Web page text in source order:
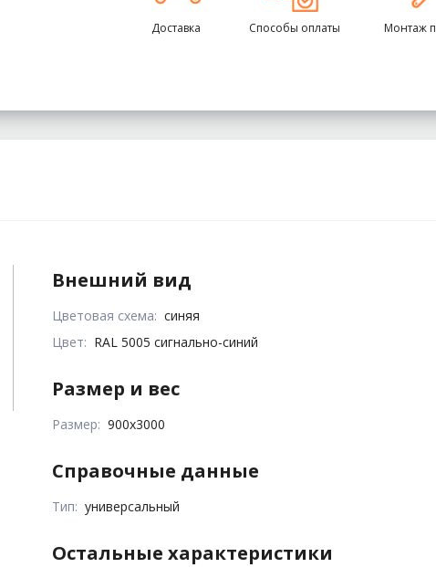
Доставка Способы оплаты Монтаж
Внешний вид
Цветовая схема: синяя
Цвет: RAL 5005 сигнально-синий
Размер и вес
Размер: 900х3000
Справочные данные
Тип: универсальный
Остальные характеристики